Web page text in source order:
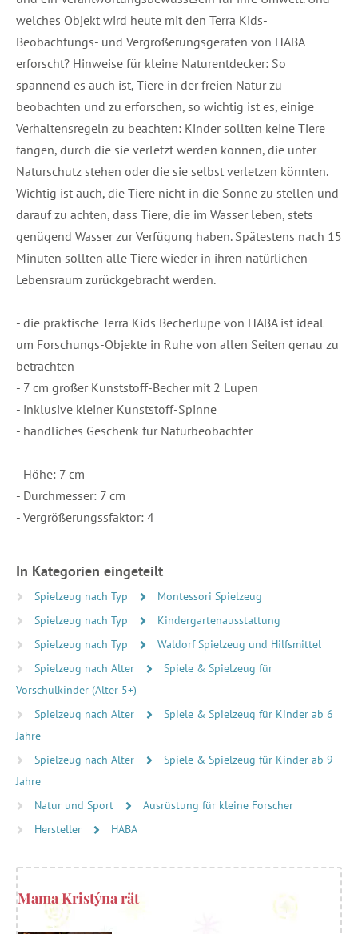
welches Objekt wird heute mit den Terra Kids-
Beobachtungs- und Vergrößerungsgeräten von HABA
erforscht? Hinweise für kleine Naturentdecker: So
spannend es auch ist, Tiere in der freien Natur zu
beobachten und zu erforschen, so wichtig ist es, einige
Verhaltensregeln zu beachten: Kinder sollten keine Tiere
fangen, durch die sie verletzt werden können, die unter
Naturschutz stehen oder die sie selbst verletzen könnten.
Wichtig ist auch, die Tiere nicht in die Sonne zu stellen und
darauf zu achten, dass Tiere, die im Wasser leben, stets
genügend Wasser zur Verfügung haben. Spätestens nach 15
Minuten sollten alle Tiere wieder in ihren natürlichen
Lebensraum zurückgebracht werden.
- die praktische Terra Kids Becherlupe von HABA ist ideal
um Forschungs-Objekte in Ruhe von allen Seiten genau zu
betrachten
- 7 cm großer Kunststoff-Becher mit 2 Lupen
- inklusive kleiner Kunststoff-Spinne
- handliches Geschenk für Naturbeobachter
- Höhe: 7 cm
- Durchmesser: 7 cm
- Vergrößerungssfaktor: 4
In Kategorien eingeteilt
Spielzeug nach Typ
Montessori Spielzeug
Spielzeug nach Typ
Kindergartenausstattung
Spielzeug nach Typ
Waldorf Spielzeug und Hilfsmittel
Spielzeug nach Alter
Spiele & Spielzeug für
Vorschulkinder (Alter 5+)
Spielzeug nach Alter
Spiele & Spielzeug für Kinder ab 6
Jahre
Spielzeug nach Alter
Spiele & Spielzeug für Kinder ab 9
Jahre
Natur und Sport
Ausrüstung für kleine Forscher
Hersteller
HABA
Mama Kristýna rät